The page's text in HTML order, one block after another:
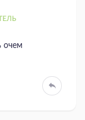
очем